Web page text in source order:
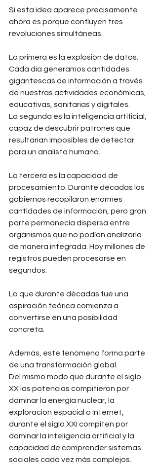
Si esta idea aparece precisamente
ahora es porque confluyen tres
revoluciones simultáneas.
La primera es la explosión de datos.
Cada día generamos cantidades
gigantescas de información a través
de nuestras actividades económicas,
educativas, sanitarias y digitales.
La segunda es la inteligencia artificial,
capaz de descubrir patrones que
resultarían imposibles de detectar
para un analista humano.
La tercera es la capacidad de
procesamiento. Durante décadas los
gobiernos recopilaron enormes
cantidades de información, pero gran
parte permanecía dispersa entre
organismos que no podían analizarla
de manera integrada. Hoy millones de
registros pueden procesarse en
segundos.
Lo que durante décadas fue una
aspiración teórica comienza a
convertirse en una posibilidad
concreta.
Además, este fenómeno forma parte
de una transformación global.
Del mismo modo que durante el siglo
XX las potencias compitieron por
dominar la energía nuclear, la
exploración espacial o Internet,
durante el siglo XXI compiten por
dominar la inteligencia artificial y la
capacidad de comprender sistemas
sociales cada vez más complejos.